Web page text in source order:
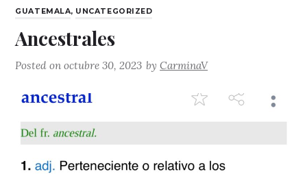
CATEGORIES
GUATEMALA, UNCATEGORIZED
Ancestrales
Posted onoctubre 30, 2023 byCarminaV